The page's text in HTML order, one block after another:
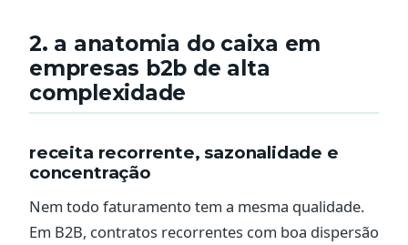
2. a anatomia do caixa em
empresas b2b de alta
complexidade
receita recorrente, sazonalidade e
concentração
Nem todo faturamento tem a mesma qualidade.
Em B2B, contratos recorrentes com boa dispersão